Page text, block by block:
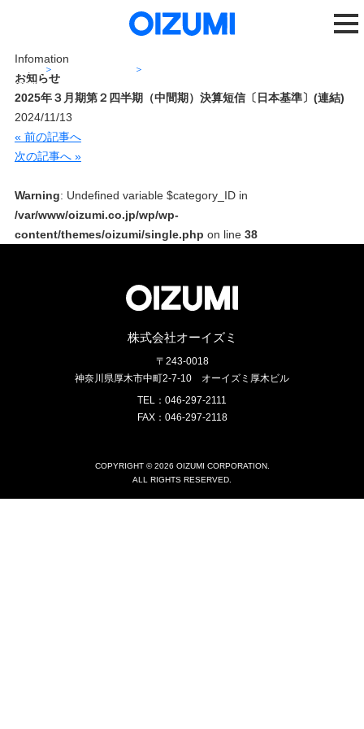
Infomation
お知らせ
2025年３月期第２四半期（中間期）決算短信〔日本基準〕(連結)
2025年３月期第２四半期（中間期）決算短信〔日本基準〕(連結)
2024/11/13
« 前の記事へ
次の記事へ »
Warning: Undefined variable $category_ID in
/var/www/oizumi.co.jp/wp/wp-
content/themes/oizumi/single.php on line 38
株式会社オーイズミ
〒243-0018
神奈川県厚木市中町2-7-10 オーイズミ厚木ビル
TEL：046-297-2111
FAX：046-297-2118
COPYRIGHT © 2026 OIZUMI CORPORATION.
ALL RIGHTS RESERVED.